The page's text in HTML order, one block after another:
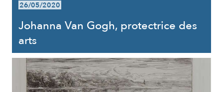
26/05/2020
Johanna Van Gogh, protectrice des
arts